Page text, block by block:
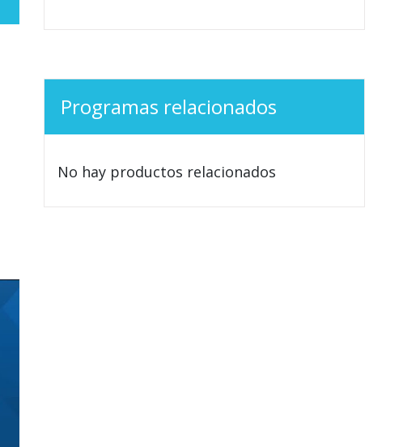
Programas relacionados
No hay productos relacionados